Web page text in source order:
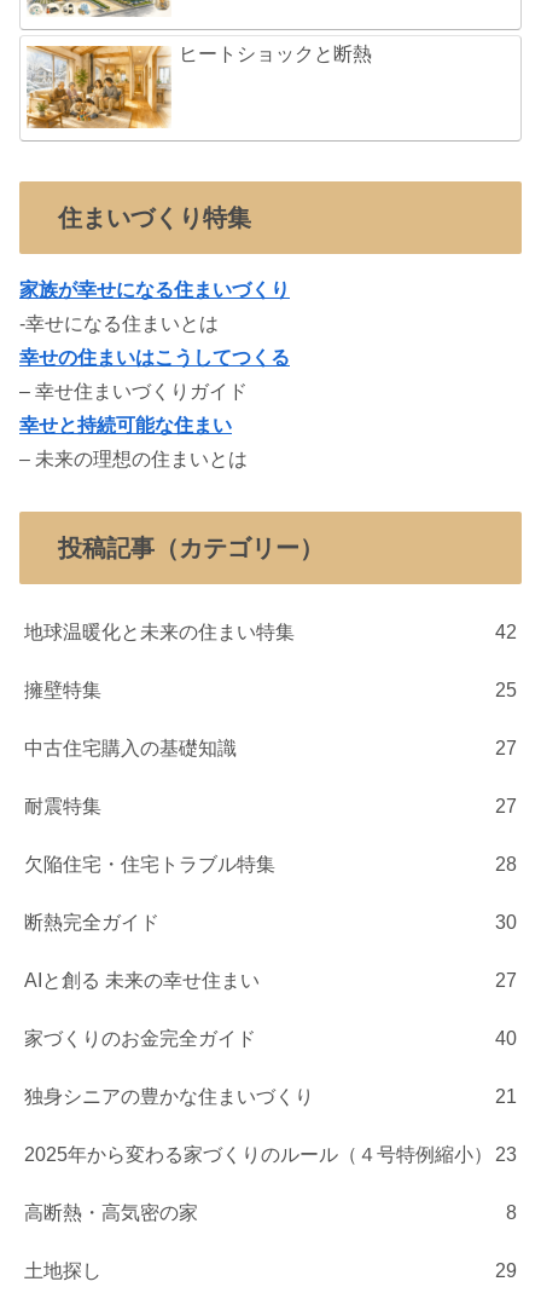
ヒートショックと断熱
住まいづくり特集
家族が幸せになる住まいづくり
-幸せになる住まいとは
幸せの住まいはこうしてつくる
– 幸せ住まいづくりガイド
幸せと持続可能な住まい
– 未来の理想の住まいとは
投稿記事（カテゴリー）
地球温暖化と未来の住まい特集 42
擁壁特集 25
中古住宅購入の基礎知識 27
耐震特集 27
欠陥住宅・住宅トラブル特集 28
断熱完全ガイド 30
AIと創る 未来の幸せ住まい 27
家づくりのお金完全ガイド 40
独身シニアの豊かな住まいづくり 21
2025年から変わる家づくりのルール（４号特例縮小） 23
高断熱・高気密の家 8
土地探し 29